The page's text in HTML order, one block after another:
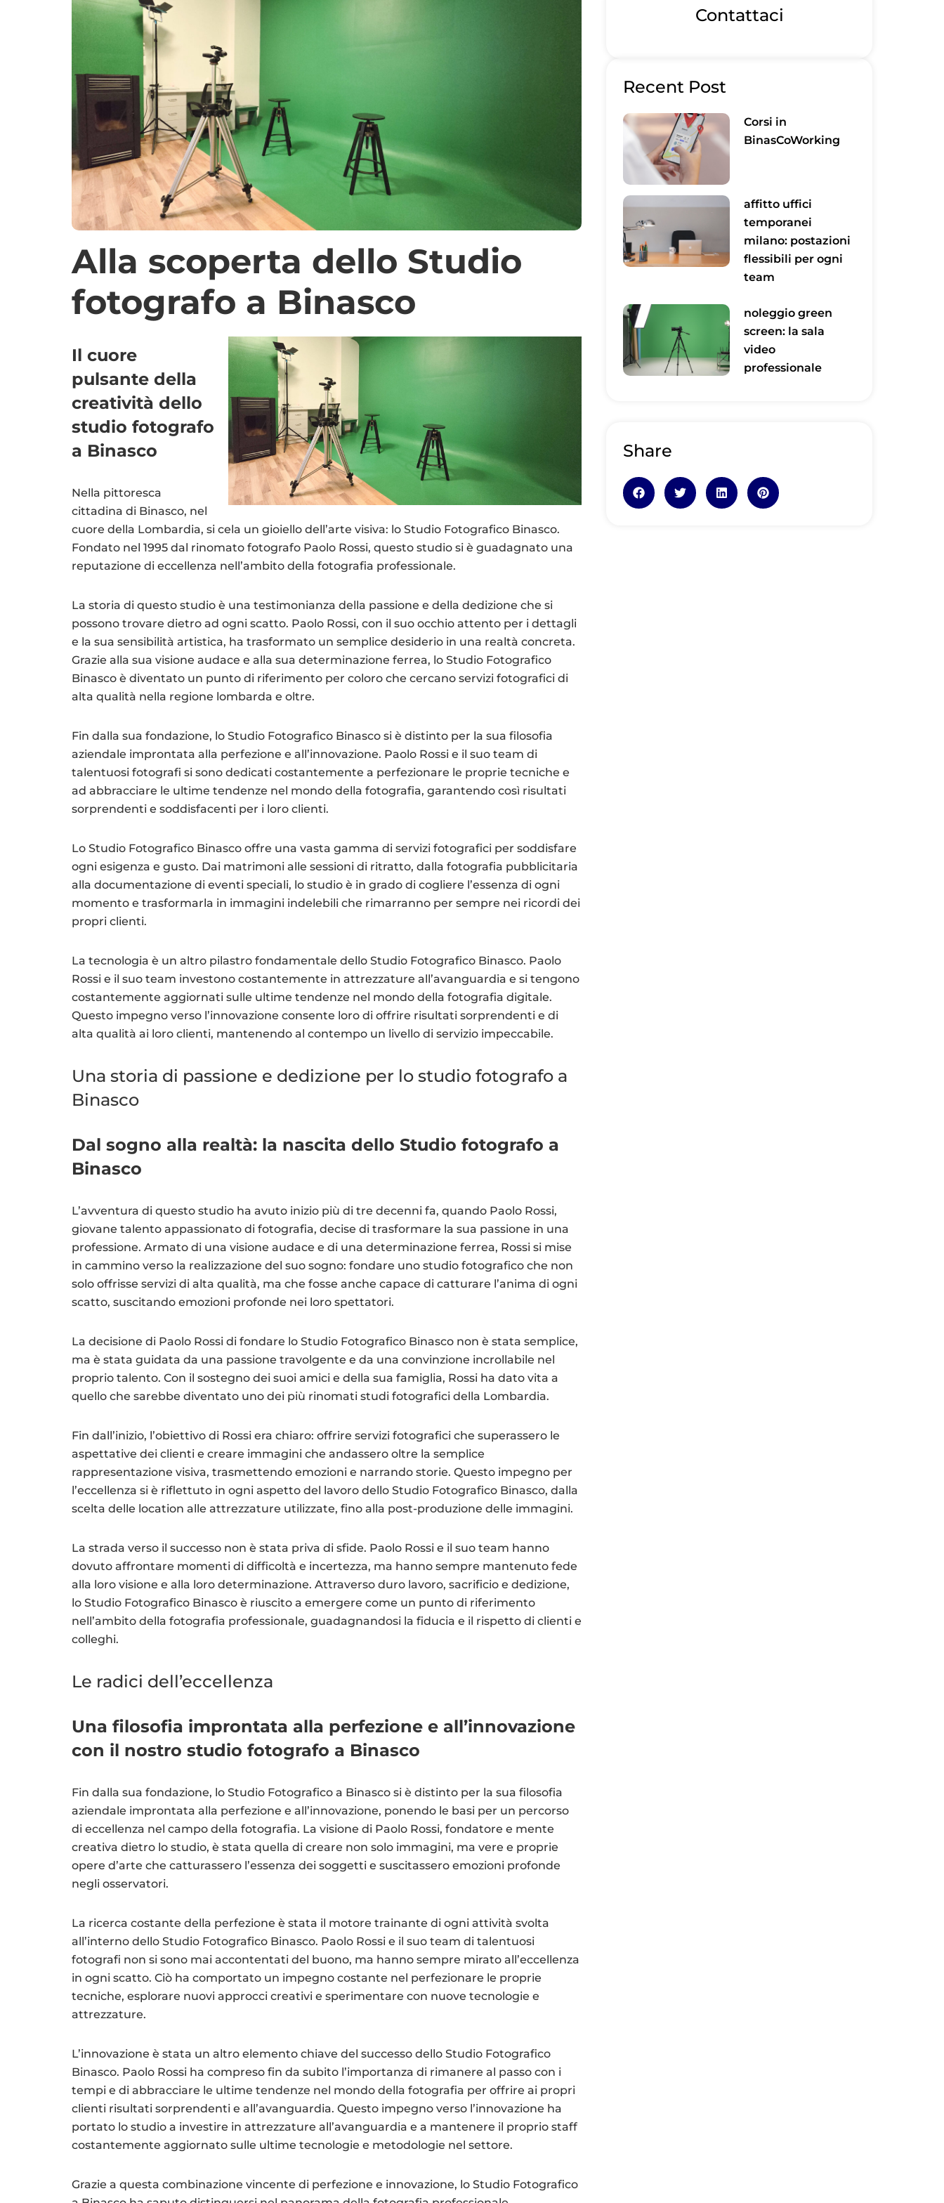
Alla scoperta dello Studio
fotografo a Binasco
Il cuore
pulsante della
creatività dello
studio fotografo
a Binasco
Nella pittoresca
cittadina di Binasco, nel
cuore della Lombardia, si cela un gioiello dell’arte visiva: lo Studio Fotografico Binasco.
Fondato nel 1995 dal rinomato fotografo Paolo Rossi, questo studio si è guadagnato una
reputazione di eccellenza nell’ambito della fotografia professionale.
La storia di questo studio è una testimonianza della passione e della dedizione che si
possono trovare dietro ad ogni scatto. Paolo Rossi, con il suo occhio attento per i dettagli
e la sua sensibilità artistica, ha trasformato un semplice desiderio in una realtà concreta.
Grazie alla sua visione audace e alla sua determinazione ferrea, lo Studio Fotografico
Binasco è diventato un punto di riferimento per coloro che cercano servizi fotografici di
alta qualità nella regione lombarda e oltre.
Fin dalla sua fondazione, lo Studio Fotografico Binasco si è distinto per la sua filosofia
aziendale improntata alla perfezione e all’innovazione. Paolo Rossi e il suo team di
talentuosi fotografi si sono dedicati costantemente a perfezionare le proprie tecniche e
ad abbracciare le ultime tendenze nel mondo della fotografia, garantendo così risultati
sorprendenti e soddisfacenti per i loro clienti.
Lo Studio Fotografico Binasco offre una vasta gamma di servizi fotografici per soddisfare
ogni esigenza e gusto. Dai matrimoni alle sessioni di ritratto, dalla fotografia pubblicitaria
alla documentazione di eventi speciali, lo studio è in grado di cogliere l’essenza di ogni
momento e trasformarla in immagini indelebili che rimarranno per sempre nei ricordi dei
propri clienti.
La tecnologia è un altro pilastro fondamentale dello Studio Fotografico Binasco. Paolo
Rossi e il suo team investono costantemente in attrezzature all’avanguardia e si tengono
costantemente aggiornati sulle ultime tendenze nel mondo della fotografia digitale.
Questo impegno verso l’innovazione consente loro di offrire risultati sorprendenti e di
alta qualità ai loro clienti, mantenendo al contempo un livello di servizio impeccabile.
Una storia di passione e dedizione per lo studio fotografo a
Binasco
Dal sogno alla realtà: la nascita dello Studio fotografo a
Binasco
L’avventura di questo studio ha avuto inizio più di tre decenni fa, quando Paolo Rossi,
giovane talento appassionato di fotografia, decise di trasformare la sua passione in una
professione. Armato di una visione audace e di una determinazione ferrea, Rossi si mise
in cammino verso la realizzazione del suo sogno: fondare uno studio fotografico che non
solo offrisse servizi di alta qualità, ma che fosse anche capace di catturare l’anima di ogni
scatto, suscitando emozioni profonde nei loro spettatori.
La decisione di Paolo Rossi di fondare lo Studio Fotografico Binasco non è stata semplice,
ma è stata guidata da una passione travolgente e da una convinzione incrollabile nel
proprio talento. Con il sostegno dei suoi amici e della sua famiglia, Rossi ha dato vita a
quello che sarebbe diventato uno dei più rinomati studi fotografici della Lombardia.
Fin dall’inizio, l’obiettivo di Rossi era chiaro: offrire servizi fotografici che superassero le
aspettative dei clienti e creare immagini che andassero oltre la semplice
rappresentazione visiva, trasmettendo emozioni e narrando storie. Questo impegno per
l’eccellenza si è riflettuto in ogni aspetto del lavoro dello Studio Fotografico Binasco, dalla
scelta delle location alle attrezzature utilizzate, fino alla post-produzione delle immagini.
La strada verso il successo non è stata priva di sfide. Paolo Rossi e il suo team hanno
dovuto affrontare momenti di difficoltà e incertezza, ma hanno sempre mantenuto fede
alla loro visione e alla loro determinazione. Attraverso duro lavoro, sacrificio e dedizione,
lo Studio Fotografico Binasco è riuscito a emergere come un punto di riferimento
nell’ambito della fotografia professionale, guadagnandosi la fiducia e il rispetto di clienti e
colleghi.
Le radici dell’eccellenza
Una filosofia improntata alla perfezione e all’innovazione
con il nostro studio fotografo a Binasco
Fin dalla sua fondazione, lo Studio Fotografico a Binasco si è distinto per la sua filosofia
aziendale improntata alla perfezione e all’innovazione, ponendo le basi per un percorso
di eccellenza nel campo della fotografia. La visione di Paolo Rossi, fondatore e mente
creativa dietro lo studio, è stata quella di creare non solo immagini, ma vere e proprie
opere d’arte che catturassero l’essenza dei soggetti e suscitassero emozioni profonde
negli osservatori.
La ricerca costante della perfezione è stata il motore trainante di ogni attività svolta
all’interno dello Studio Fotografico Binasco. Paolo Rossi e il suo team di talentuosi
fotografi non si sono mai accontentati del buono, ma hanno sempre mirato all’eccellenza
in ogni scatto. Ciò ha comportato un impegno costante nel perfezionare le proprie
tecniche, esplorare nuovi approcci creativi e sperimentare con nuove tecnologie e
attrezzature.
L’innovazione è stata un altro elemento chiave del successo dello Studio Fotografico
Binasco. Paolo Rossi ha compreso fin da subito l’importanza di rimanere al passo con i
tempi e di abbracciare le ultime tendenze nel mondo della fotografia per offrire ai propri
clienti risultati sorprendenti e all’avanguardia. Questo impegno verso l’innovazione ha
portato lo studio a investire in attrezzature all’avanguardia e a mantenere il proprio staff
costantemente aggiornato sulle ultime tecnologie e metodologie nel settore.
Grazie a questa combinazione vincente di perfezione e innovazione, lo Studio Fotografico
Contattaci
Recent Post
Corsi in
BinasCoWorking
affitto uffici
temporanei
milano: postazioni
flessibili per ogni
team
noleggio green
screen: la sala
video
professionale
Share